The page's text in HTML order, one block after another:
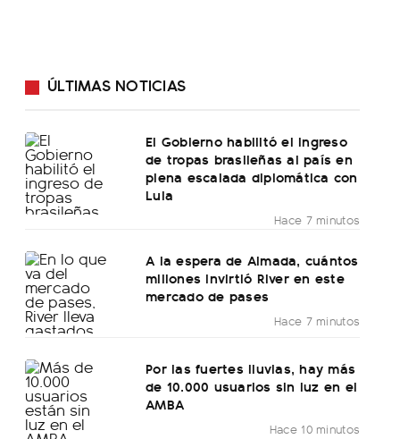
ÚLTIMAS NOTICIAS
El Gobierno habilitó el ingreso
de tropas brasileñas al país en
plena escalada diplomática con
Lula
Hace 7 minutos
A la espera de Almada, cuántos
millones invirtió River en este
mercado de pases
Hace 7 minutos
Por las fuertes lluvias, hay más
de 10.000 usuarios sin luz en el
AMBA
Hace 10 minutos